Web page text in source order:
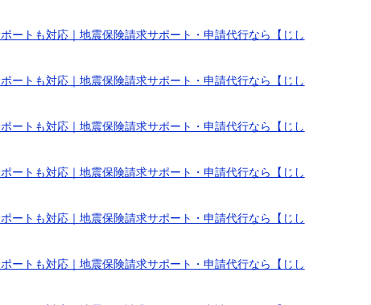
ートも対応｜地震保険請求サポート・申請代行なら【じし
ートも対応｜地震保険請求サポート・申請代行なら【じし
ートも対応｜地震保険請求サポート・申請代行なら【じし
ートも対応｜地震保険請求サポート・申請代行なら【じし
ートも対応｜地震保険請求サポート・申請代行なら【じし
ートも対応｜地震保険請求サポート・申請代行なら【じし